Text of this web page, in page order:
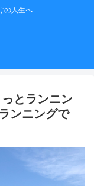
の人生へ
とランニン
ンニングで